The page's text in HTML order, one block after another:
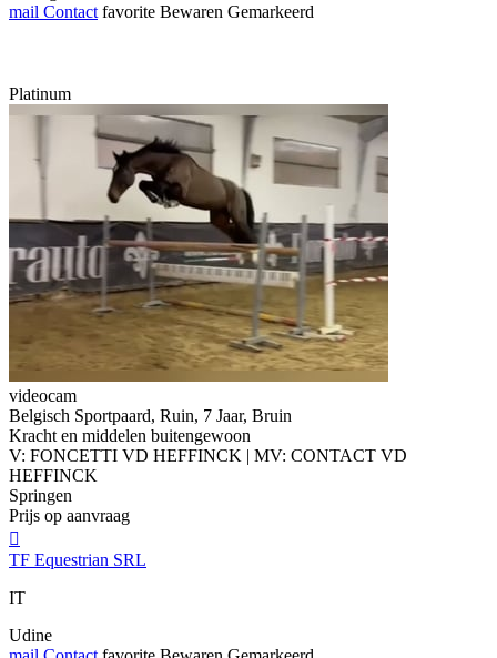
mail Contact favorite Bewaren Gemarkeerd
Platinum
videocam
Belgisch Sportpaard, Ruin, 7 Jaar, Bruin
Kracht en middelen buitengewoon
V: FONCETTI VD HEFFINCK | MV: CONTACT VD
HEFFINCK
Springen
Prijs op aanvraag

TF Equestrian SRL
IT
Udine